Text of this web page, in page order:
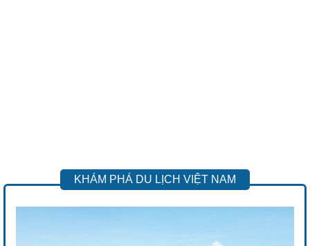
KHÁM PHÁ DU LỊCH VIỆT NAM